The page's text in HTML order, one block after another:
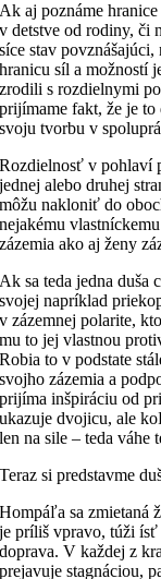
Ak aj poznáme
v detstve od rodiny, či
síce stav
hranicu síl a možností
zrodili s rozdielnymi
prijímame fakt, že je
svoju tvorbu v
Rozdielnosť v pohlaví
jednej alebo druhej
môžu nakloniť do
nejakému
zázemia ako aj ženy
Ak sa teda jedna duša
svojej napríklad
v zázemnej polarite,
mu to jej vlastnou
Robia to v podstate
svojho zázemia a
prijíma inšpiráciu od
ukazuje dvojicu, ale
len na sile – teda váhe
Teraz si predstavme
Hompáľa sa zmietaná
je príliš vpravo, túži ísť
doprava. V každej z
prejavuje stagnáciou,